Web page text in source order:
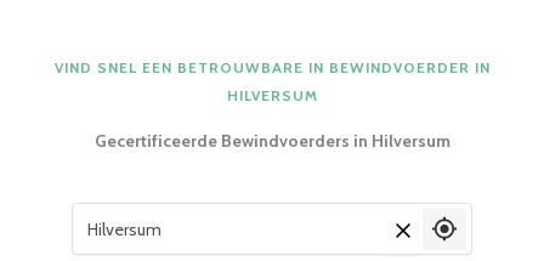
VIND SNEL EEN BETROUWBARE IN BEWINDVOERDER IN
HILVERSUM
Gecertificeerde Bewindvoerders in Hilversum
Vul je woonplaats in